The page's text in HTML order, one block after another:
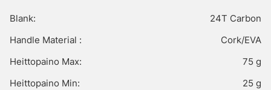
Blank:
24T Carbon
Handle Material :
Cork/EVA
Heittopaino Max:
75 g
Heittopaino Min:
25 g